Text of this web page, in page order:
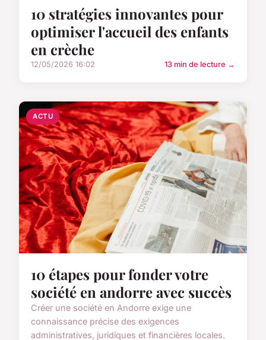
10 stratégies innovantes pour
optimiser l'accueil des enfants
en crèche
12/05/2026 16:02 13 min de lecture →
ACTU
10 étapes pour fonder votre
société en andorre avec succès
Créer une société en Andorre exige une
connaissance précise des exigences
administratives, juridiques et financières locales.